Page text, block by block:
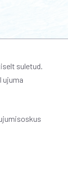
suletud.
ujuma